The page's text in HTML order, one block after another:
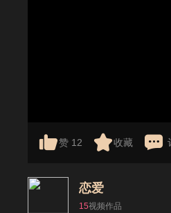
赞 12 收藏
恋爱
15视频作品